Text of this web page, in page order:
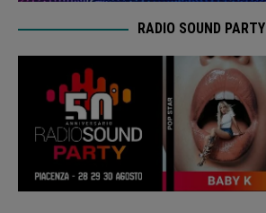
RADIO SOUND PARTY